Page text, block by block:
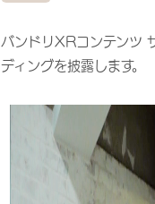
バンドリXRコンテンツ
ディングを披露します。